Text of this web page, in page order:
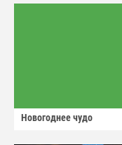
Новогоднее чудо